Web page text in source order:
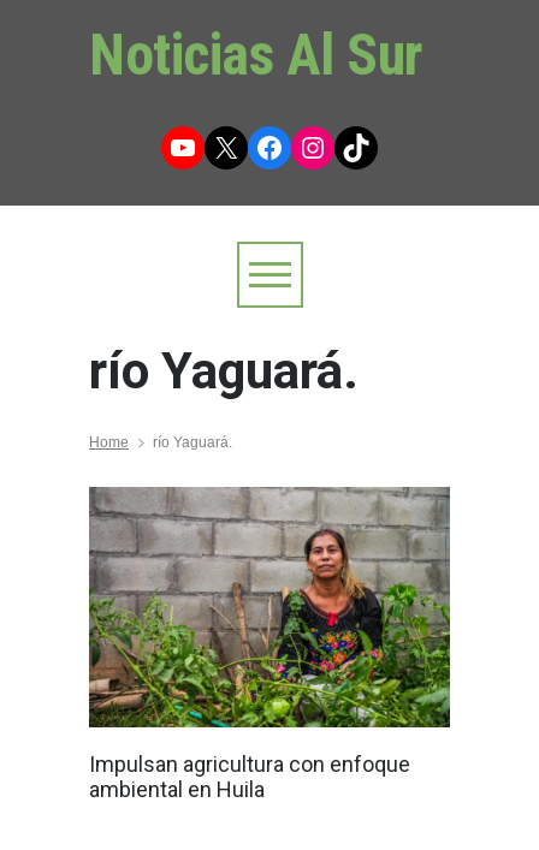
Noticias Al Sur
YouTube
X Facebook
Instagram
TikTok
río Yaguará.
Home río Yaguará.
Impulsan agricultura con enfoque
ambiental en Huila